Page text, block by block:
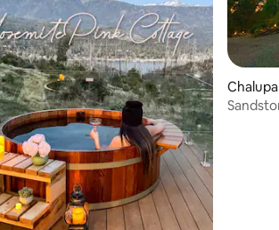
4,97 z 5, počet hodnotení: 29